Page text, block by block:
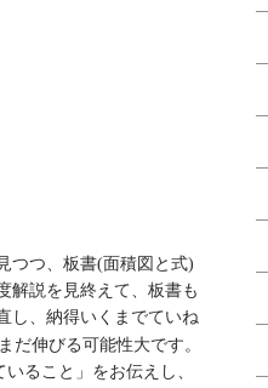
つつ、板書(面積図と式)
解説を見終えて、板書も
し、納得いくまでていね
だ伸びる可能性大です。
ること」をお伝えし、